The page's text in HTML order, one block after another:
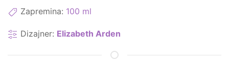
Zapremina: 100 ml
Dizajner: Elizabeth Arden